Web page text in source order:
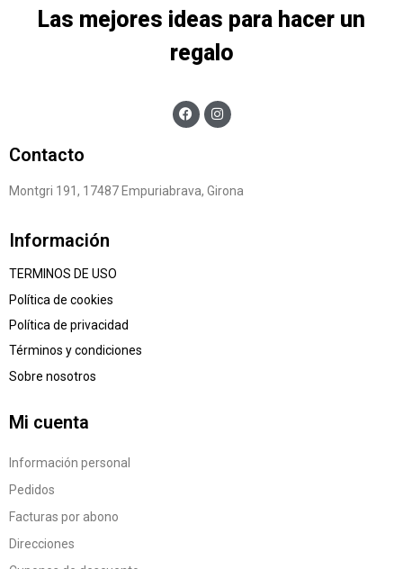
Las mejores ideas para hacer un
regalo
Contacto
Montgri 191, 17487 Empuriabrava, Girona
Información
TERMINOS DE USO
Política de cookies
Política de privacidad
Términos y condiciones
Sobre nosotros
Mi cuenta
Información personal
Pedidos
Facturas por abono
Direcciones